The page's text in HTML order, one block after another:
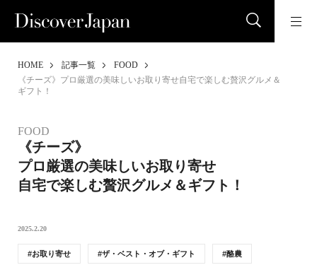
HOME 記事一覧
FOOD
《チーズ》プロ厳選の美味しいお取り寄せ自宅で楽しむ贅沢グルメ＆
ギフト！
FOOD
《チーズ》
プロ厳選の美味しいお取り寄せ
自宅で楽しむ贅沢グルメ＆ギフト！
2025.2.20
お取り寄せ ザ・ベスト・オブ・ギフト 酪農